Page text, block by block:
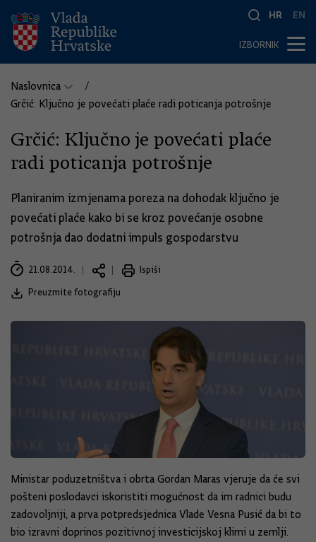
HR EN
IZBORNIK
Naslovnica
Grčić: Ključno je povećati plaće radi poticanja potrošnje
Grčić: Ključno je povećati plaće
radi poticanja potrošnje
Planiranim izmjenama poreza na dohodak ključno je
povećati plaće kako bi se kroz povećanje osobne
potrošnja dao dodatni impuls gospodarstvu
21.08.2014.
Ispiši
Preuzmite fotografiju
Ministar poduzetništva i obrta Gordan Maras vjeruje da će svi
pošteni poslodavci iskoristiti mogućnost da im radnici budu
zadovoljniji, a prva potpredsjednica Vlade Vesna Pusić da bi to
bio izravni doprinos pozitivnoj investicijskoj klimi u zemlji.